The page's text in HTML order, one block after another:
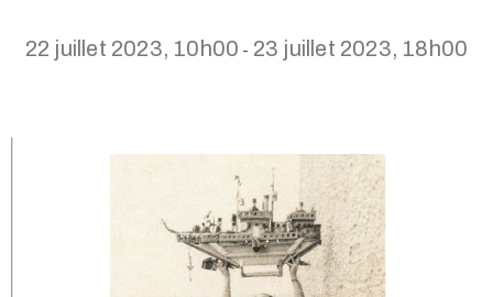
22 juillet 2023, 10h00 - 23 juillet 2023, 18h00